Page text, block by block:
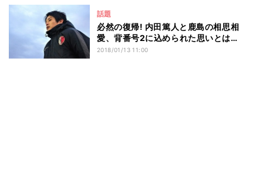
話題
必然の復帰! 内田篤人と鹿島の相思相
愛、背番号2に込められた思いとは…
2018/01/13 11:00